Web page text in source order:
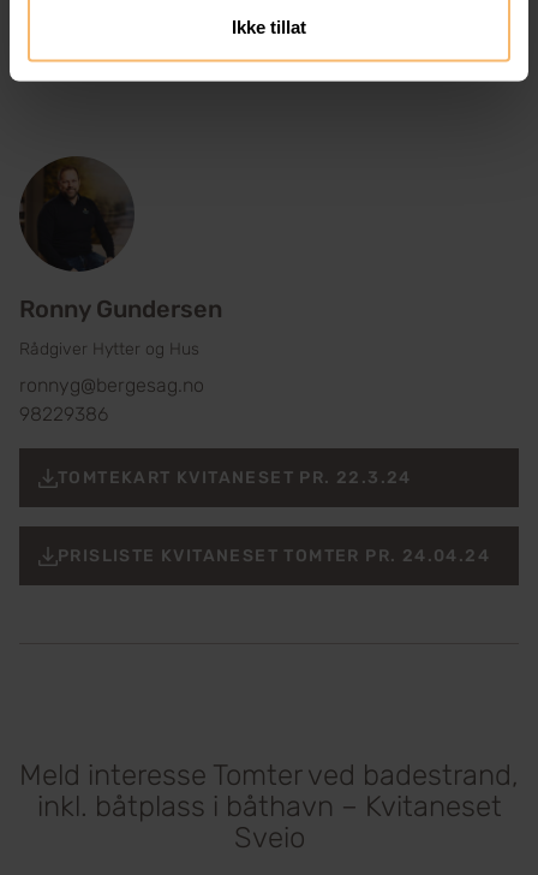
Ikke tillat
Ronny Gundersen
Rådgiver Hytter og Hus
ronnyg@bergesag.no
98229386
TOMTEKART KVITANESET PR. 22.3.24
PRISLISTE KVITANESET TOMTER PR. 24.04.24
Meld interesse Tomter ved badestrand,
inkl. båtplass i båthavn – Kvitaneset
Sveio